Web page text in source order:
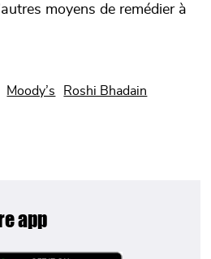
moyens de remédier à
Moody’s Roshi Bhadain
app